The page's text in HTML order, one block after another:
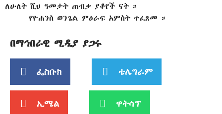
ለሁለት ሺህ ዓመታት ጠብቃ ያቆየች ናት ።
የዮሐንስ ወንጌል ምዕራፍ አምስት ተፈጸመ ።
በማኅበራዊ ሚዲያ ያጋሩ
ፌስቡክ ቴሌግራም
ኢሜል ዋትሳፕ